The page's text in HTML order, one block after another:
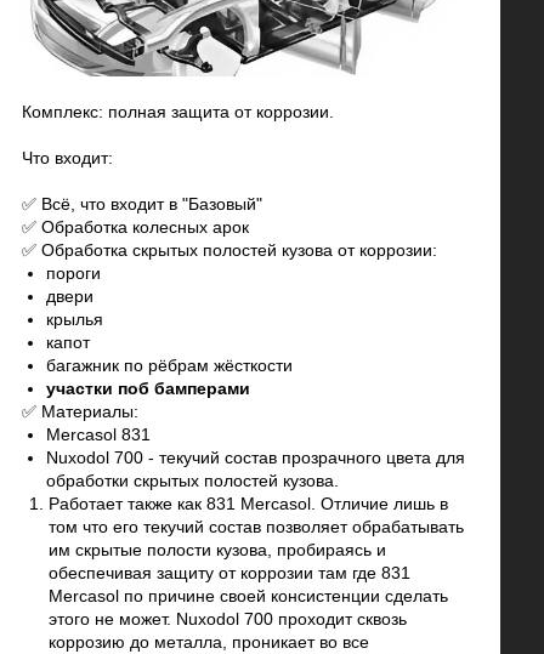
Комплекс: полная защита от коррозии.
Что входит:
✅ Всё, что входит в "Базовый"
✅ Обработка колесных арок
✅ Обработка скрытых полостей кузова от коррозии:
пороги
двери
крылья
капот
багажник по рёбрам жёсткости
участки поб бамперами
✅ Материалы:
Mercasol 831
Nuxodol 700 - текучий состав прозрачного цвета для
обработки скрытых полостей кузова.
Работает также как 831 Mercasol. Отличие лишь в
том что его текучий состав позволяет обрабатывать
им скрытые полости кузова, пробираясь и
обеспечивая защиту от коррозии там где 831
Mercasol по причине своей консистенции сделать
этого не может. Nuxodol 700 проходит сквозь
коррозию до металла, проникает во все